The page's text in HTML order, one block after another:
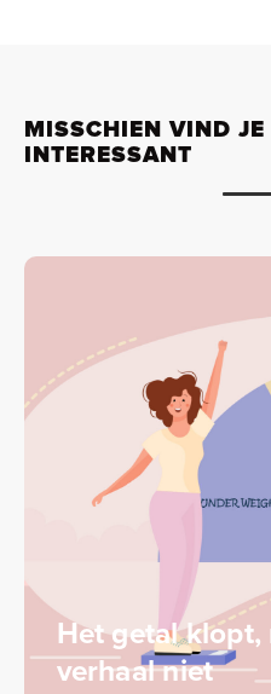
MISSCHIEN VIND
INTERESSANT
Het getal klopt,
verhaal niet